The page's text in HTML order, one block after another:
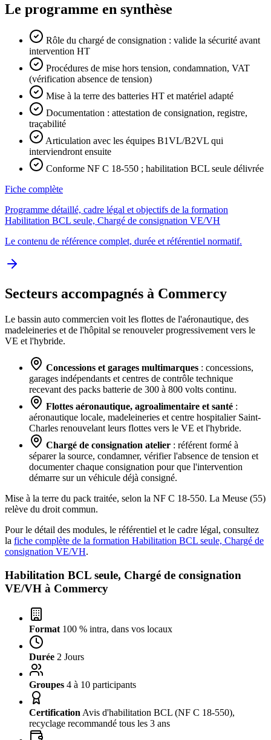
Le programme en synthèse
Rôle du chargé de consignation : valide la sécurité avant
intervention HT
Procédures de mise hors tension, condamnation, VAT
(vérification absence de tension)
Mise à la terre des batteries HT et matériel adapté
Documentation : attestation de consignation, registre,
traçabilité
Articulation avec les équipes B1VL/B2VL qui
interviendront ensuite
Conforme NF C 18-550 ; habilitation BCL seule délivrée
Fiche complète
Programme détaillé, cadre légal et objectifs de la formation
Habilitation BCL seule, Chargé de consignation VE/VH
Le contenu de référence complet, durée et référentiel normatif.
Secteurs accompagnés à Commercy
Le bassin auto commercien voit les flottes de l'aéronautique, des
madeleineries et de l'hôpital se renouveler progressivement vers le
VE et l'hybride.
Concessions et garages multimarques : concessions,
garages indépendants et centres de contrôle technique
recevant des packs batterie de 300 à 800 volts continu.
Flottes aéronautique, agroalimentaire et santé :
aéronautique locale, madeleineries et centre hospitalier Saint-
Charles renouvelant leurs flottes vers le VE et l'hybride.
Chargé de consignation atelier : référent formé à
séparer la source, condamner, vérifier l'absence de tension et
documenter chaque consignation pour que l'intervention
démarre sur un véhicule déjà consigné.
Mise à la terre du pack traitée, selon la NF C 18-550. La Meuse (55)
relève du droit commun.
Pour le détail des modules, le référentiel et le cadre légal, consultez
la fiche complète de la formation Habilitation BCL seule, Chargé de
consignation VE/VH.
Habilitation BCL seule, Chargé de consignation
VE/VH à Commercy
Format 100 % intra, dans vos locaux
Durée 2 Jours
Groupes 4 à 10 participants
Certification Avis d'habilitation BCL (NF C 18-550),
recyclage recommandé tous les 3 ans